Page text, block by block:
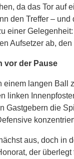
da das Tor auf
den Treffer –
einer
Aufsetzer ab,
vor der Pause
einem langen Ball
linken
Gastgebern die
aus, doch in
der